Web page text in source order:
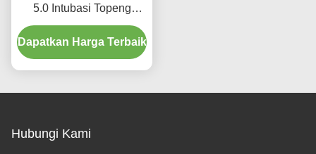
5.0 Intubasi Topeng
Laringal dengan Bar
Penggunaan Dewasa
Dapatkan Harga Terbaik
Hubungi Kami